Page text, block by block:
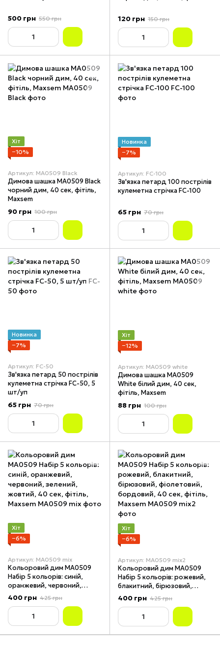
500 грн 550 грн 120 грн 150 грн
Хіт
−10%
Артикул: MA0509 Black
Димова шашка MA0509 Black
чорний дим, 40 сек, фітіль,
Maxsem
90 грн 100 грн
Новинка
−7%
Артикул: FC-100
Зв'язка петард 100 пострілів
кулеметна стрічка FC-100
65 грн 70 грн
Новинка
−7%
Артикул: FC-50
Зв'язка петард 50 пострілів
кулеметна стрічка FC-50, 5
шт/уп
65 грн 70 грн
Хіт
−12%
Артикул: MA0509 white
Димова шашка MA0509
White білий дим, 40 сек,
фітіль, Maxsem
88 грн 100 грн
Хіт
−6%
Артикул: MA0509 mix
Кольоровий дим MA0509
Набір 5 кольорів: синій,
оранжевий, червоний,
зелений, жовтий, 40 сек,
фітіль, Maxsem
400 грн 425 грн
Хіт
−6%
Артикул: MA0509 mix2
Кольоровий дим MA0509
Набір 5 кольорів: рожевий,
блакитний, бірюзовий,
фіолетовий, бордовий, 40
сек, фітіль, Maxsem
400 грн 425 грн